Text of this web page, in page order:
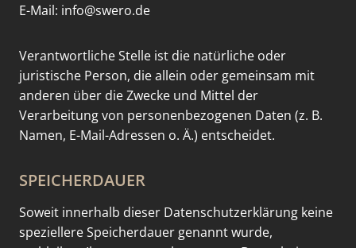
E-Mail: info@swero.de
Verantwortliche Stelle ist die natürliche oder
juristische Person, die allein oder gemeinsam mit
anderen über die Zwecke und Mittel der
Verarbeitung von personenbezogenen Daten (z. B.
Namen, E-Mail-Adressen o. Ä.) entscheidet.
SPEICHERDAUER
Soweit innerhalb dieser Datenschutzerklärung keine
speziellere Speicherdauer genannt wurde,